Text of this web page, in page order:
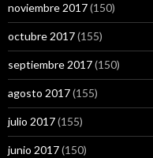
noviembre 2017(150)
octubre 2017(155)
septiembre 2017(150)
agosto 2017(155)
julio 2017(155)
junio 2017(150)